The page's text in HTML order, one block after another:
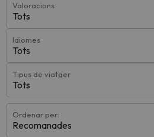
Valoracions
Tots
Idiomes
Tots
Tipus de viatger
Tots
Ordenar per:
Recomanades